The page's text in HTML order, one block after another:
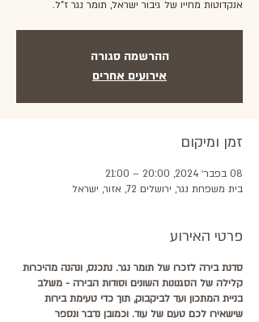
אנקדוטות מחייו של גיבור ישראל, תומר נגר ז"ל.
ההרשמה סגורה
אירועים אחרים
זמן ומיקום
08 בפבר׳ 2024, 20:00 – 21:00
בית משפחת נגר, ירושלים 72, אזור, ישראל
פרטי האירוע
סדנת בירה לזכרו של תומר נגר. נתכנס, ונהנה מהיכרות
קלילה של הסגנונות השונים וסודות הבירה - משלב
בניית המתכון ועד לביקבוק, תוך כדי טעימת בירות
שישאירו לכם טעם של עוד. וכמובן נדבר ונספר